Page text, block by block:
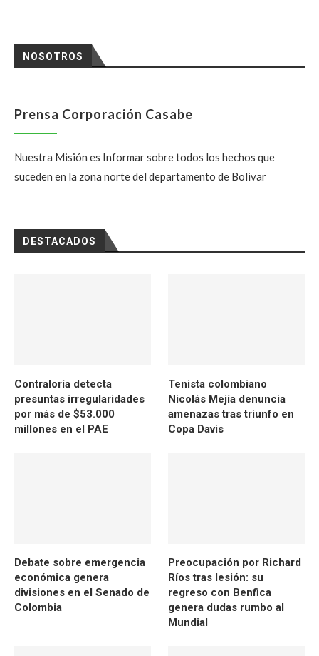
NOSOTROS
Prensa Corporación Casabe
Nuestra Misión es Informar sobre todos los hechos que
suceden en la zona norte del departamento de Bolivar
DESTACADOS
Contraloría detecta
presuntas irregularidades
por más de $53.000
millones en el PAE
Tenista colombiano
Nicolás Mejía denuncia
amenazas tras triunfo en
Copa Davis
Debate sobre emergencia
económica genera
divisiones en el Senado de
Colombia
Preocupación por Richard
Ríos tras lesión: su
regreso con Benfica
genera dudas rumbo al
Mundial